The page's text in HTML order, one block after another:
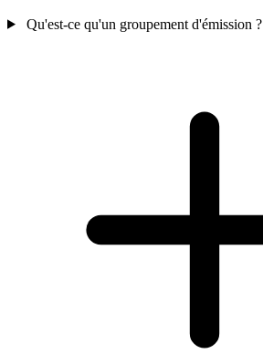
Qu'est-ce qu'un groupement d'émission ?